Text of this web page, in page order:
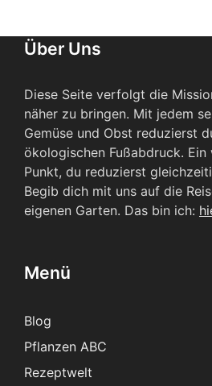
Über Uns
Diese Seite verfolgt die
näher zu bringen. Mit jedem
Gemüse und Obst reduzierst
ökologischen Fußabdruck.
Punkt, du reduzierst
Begib dich mit uns auf die
eigenen Garten. Das bin ich:
Menü
Blog
Pflanzen ABC
Rezeptwelt